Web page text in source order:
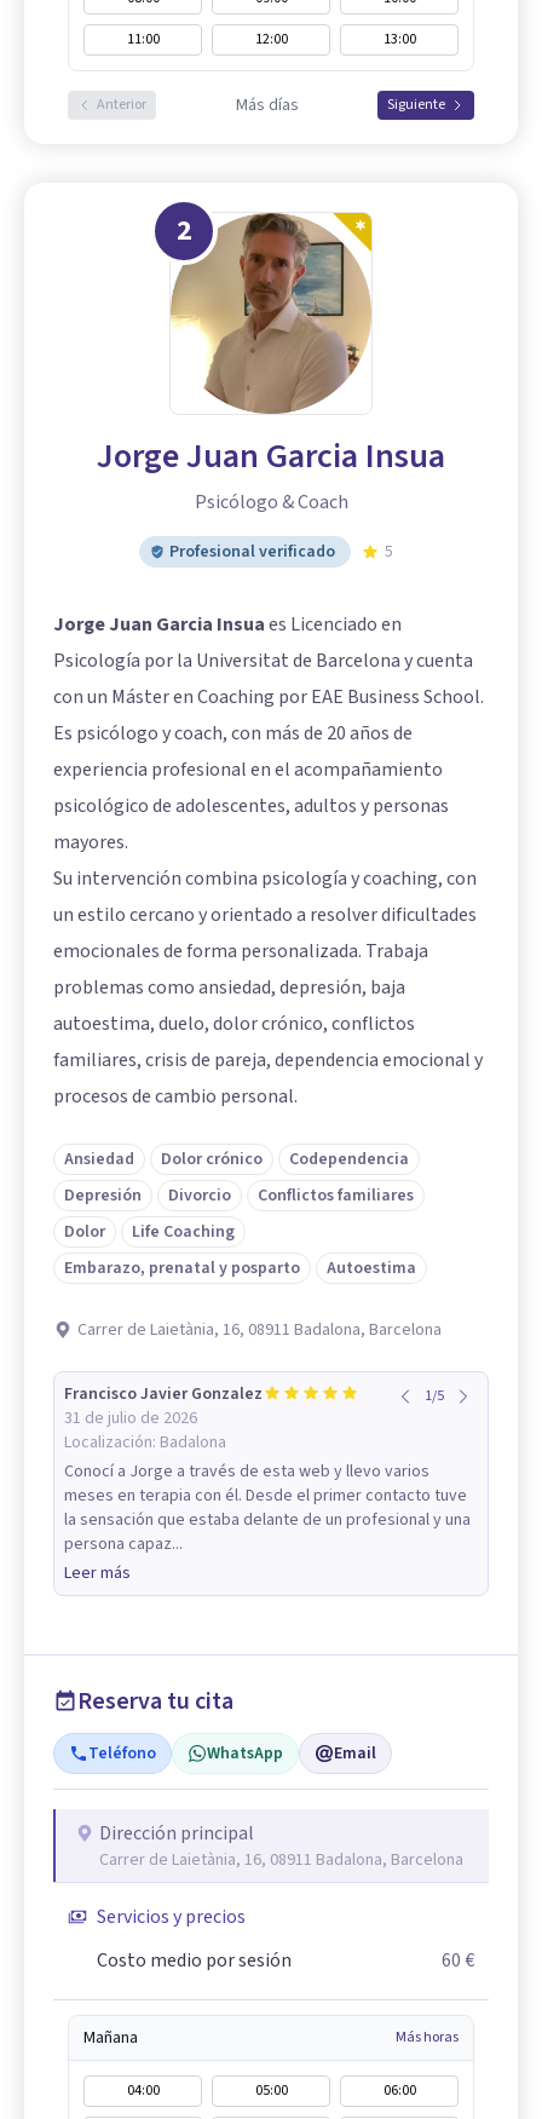
11:00
12:00 13:00
Anterior Más días Siguiente
2
Jorge Juan Garcia Insua
Psicólogo & Coach
Profesional verificado 5
Jorge Juan Garcia Insuaes Licenciado en
Psicología por la Universitat de Barcelona y cuenta
con un Máster en Coaching por EAE Business School.
Es psicólogo y coach, con más de 20 años de
experiencia profesional en el acompañamiento
psicológico de adolescentes, adultos y personas
mayores.
Su intervención combina psicología y coaching, con
un estilo cercano y orientado a resolver dificultades
emocionales de forma personalizada. Trabaja
problemas como ansiedad, depresión, baja
autoestima, duelo, dolor crónico, conflictos
familiares, crisis de pareja, dependencia emocional y
procesos de cambio personal.
Ansiedad Dolor crónico
Codependencia
Depresión
Divorcio
Conflictos familiares
Dolor
Life Coaching
Embarazo, prenatal y posparto
Autoestima
Carrer de Laietània, 16, 08911 Badalona, Barcelona
Francisco Javier Gonzalez
31 de julio de 2026
Localización: Badalona
1/5
Conocí a Jorge a través de esta web y llevo varios
meses en terapia con él. Desde el primer contacto tuve
la sensación que estaba delante de un profesional y una
persona capaz...
Leer más
Reserva tu cita
Teléfono WhatsApp Email
Dirección principal
Carrer de Laietània, 16, 08911 Badalona, Barcelona
Servicios y precios
Costo medio por sesión
60 €
Mañana Más horas
04:00 05:00
06:00